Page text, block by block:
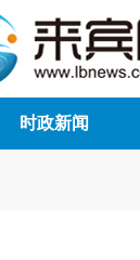
时政新闻